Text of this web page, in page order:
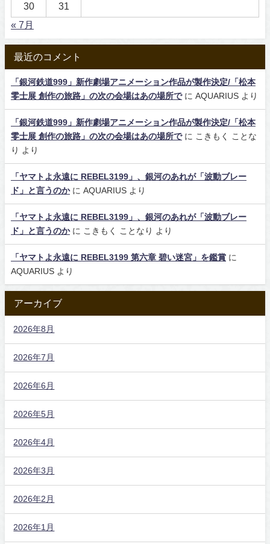
30
31
« 7月
最近のコメント
「銀河鉄道999」新作劇場アニメーション作品が製作決定/「松本
零士展 創作の旅路」の次の会場はあの場所でに AQUARIUS より
「銀河鉄道999」新作劇場アニメーション作品が製作決定/「松本
零士展 創作の旅路」の次の会場はあの場所でに
こきもく ことな
り
より
「ヤマトよ永遠に REBEL3199」、銀河のあれが「波動ブレー
ド」と言うのかに AQUARIUS より
「ヤマトよ永遠に REBEL3199」、銀河のあれが「波動ブレー
ド」と言うのかに こきもく ことなり より
「ヤマトよ永遠に REBEL3199 第六章 碧い迷宮」を鑑賞 に
AQUARIUS より
アーカイブ
2026年8月
2026年7月
2026年6月
2026年5月
2026年4月
2026年3月
2026年2月
2026年1月